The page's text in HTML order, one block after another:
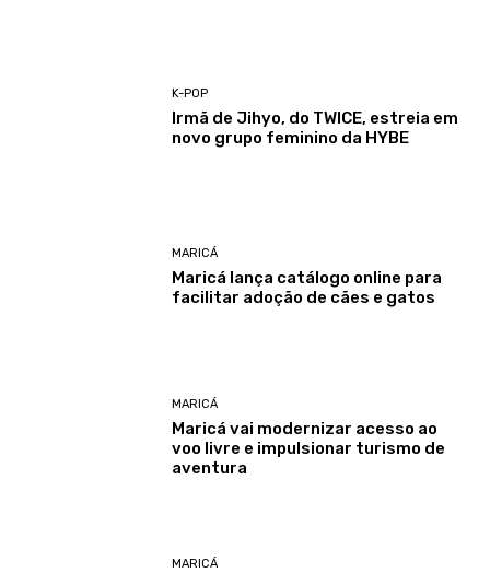
K-POP
Irmã de Jihyo, do TWICE, estreia em
novo grupo feminino da HYBE
MARICÁ
Maricá lança catálogo online para
facilitar adoção de cães e gatos
MARICÁ
Maricá vai modernizar acesso ao
voo livre e impulsionar turismo de
aventura
MARICÁ